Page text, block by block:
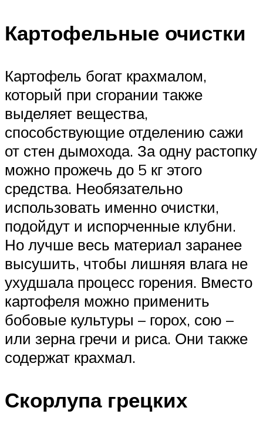
Картофельные очистки
Картофель богат крахмалом,
который при сгорании также
выделяет вещества,
способствующие отделению сажи
от стен дымохода. За одну растопку
можно прожечь до 5 кг этого
средства. Необязательно
использовать именно очистки,
подойдут и испорченные клубни.
Но лучше весь материал заранее
высушить, чтобы лишняя влага не
ухудшала процесс горения. Вместо
картофеля можно применить
бобовые культуры – горох, сою –
или зерна гречи и риса. Они также
содержат крахмал.
Скорлупа грецких